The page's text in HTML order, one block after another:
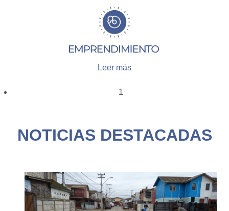
Leer más
1
NOTICIAS DESTACADAS